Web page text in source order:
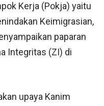
Kerja (Pokja) yaitu
Keimigrasian,
paparan
Integritas (ZI) di
upaya Kanim